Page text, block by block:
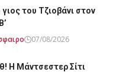
του Τζιοβάνι στον
07/08/2026
Η Μάντσεστερ Σίτι